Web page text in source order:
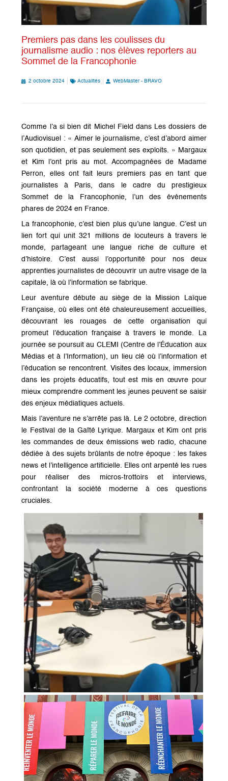
Premiers pas dans les coulisses du
journalisme audio : nos élèves reporters au
Sommet de la Francophonie
2 octobre 2024 Actualités WebMaster - BRAVO
Comme l’a si bien dit Michel Field dans Les dossiers de
l’Audiovisuel : « Aimer le journalisme, c’est d’abord aimer
son quotidien, et pas seulement ses exploits. » Margaux
et Kim l’ont pris au mot. Accompagnées de Madame
Perron, elles ont fait leurs premiers pas en tant que
journalistes à Paris, dans le cadre du prestigieux
Sommet de la Francophonie, l’un des événements
phares de 2024 en France.
La francophonie, c’est bien plus qu’une langue. C’est un
lien fort qui unit 321 millions de locuteurs à travers le
monde, partageant une langue riche de culture et
d’histoire. C’est aussi l’opportunité pour nos deux
apprenties journalistes de découvrir un autre visage de la
capitale, là où l’information se fabrique.
Leur aventure débute au siège de la Mission Laïque
Française, où elles ont été chaleureusement accueillies,
découvrant les rouages de cette organisation qui
promeut l’éducation française à travers le monde. La
journée se poursuit au CLEMI (Centre de l’Éducation aux
Médias et à l’Information), un lieu clé où l’information et
l’éducation se rencontrent. Visites des locaux, immersion
dans les projets éducatifs, tout est mis en œuvre pour
mieux comprendre comment les jeunes peuvent se saisir
des enjeux médiatiques actuels.
Mais l’aventure ne s’arrête pas là. Le 2 octobre, direction
le Festival de la Gaîté Lyrique. Margaux et Kim ont pris
les commandes de deux émissions web radio, chacune
dédiée à des sujets brûlants de notre époque : les fakes
news et l’intelligence artificielle. Elles ont arpenté les rues
pour réaliser des micros-trottoirs et interviews,
confrontant la société moderne à ces questions
cruciales.